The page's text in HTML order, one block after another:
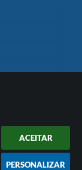
ACEITAR
PERSONALIZAR